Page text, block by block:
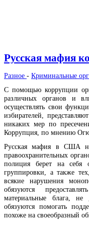
Русская мафия
Разное - Криминальные
С помощью коррупции
различных органов и
осуществлять свои
избирателей,
никаких мер по
Коррупция, по мнению
Русская мафия в США
правоохранительных
полиция берет на себя
группировки, а также
всякие нарушения
обязуются
материальные блага, не
обязуются помогать
похоже на своеобразный